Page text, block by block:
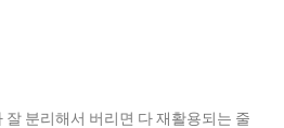
잘 분리해서 버리면 다 재활용되는 줄